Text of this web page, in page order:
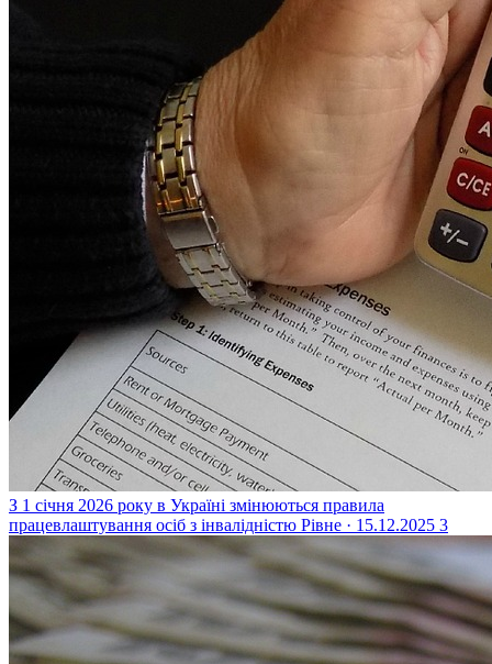
З 1 січня 2026 року в Україні змінюються правила
працевлаштування осіб з інвалідністю Рівне · 15.12.2025 3